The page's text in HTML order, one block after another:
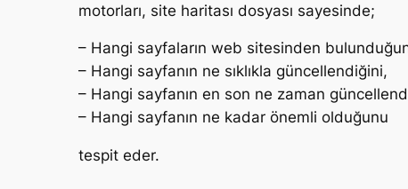
motorları, site haritası dosyası sayesinde;
– Hangi sayfaların web sitesinden
– Hangi sayfanın ne sıklıkla güncellendiğini,
– Hangi sayfanın en son ne zaman
– Hangi sayfanın ne kadar önemli olduğunu
tespit eder.